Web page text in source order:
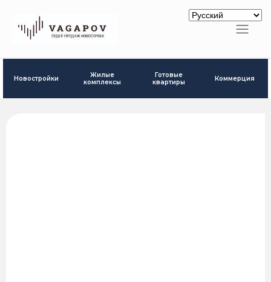
Новостройки
Жилые
комплексы
Готовые
квартиры
Коммерция